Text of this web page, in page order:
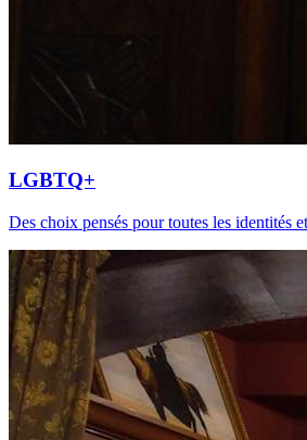
LGBTQ+
Des choix pensés pour toutes les identités